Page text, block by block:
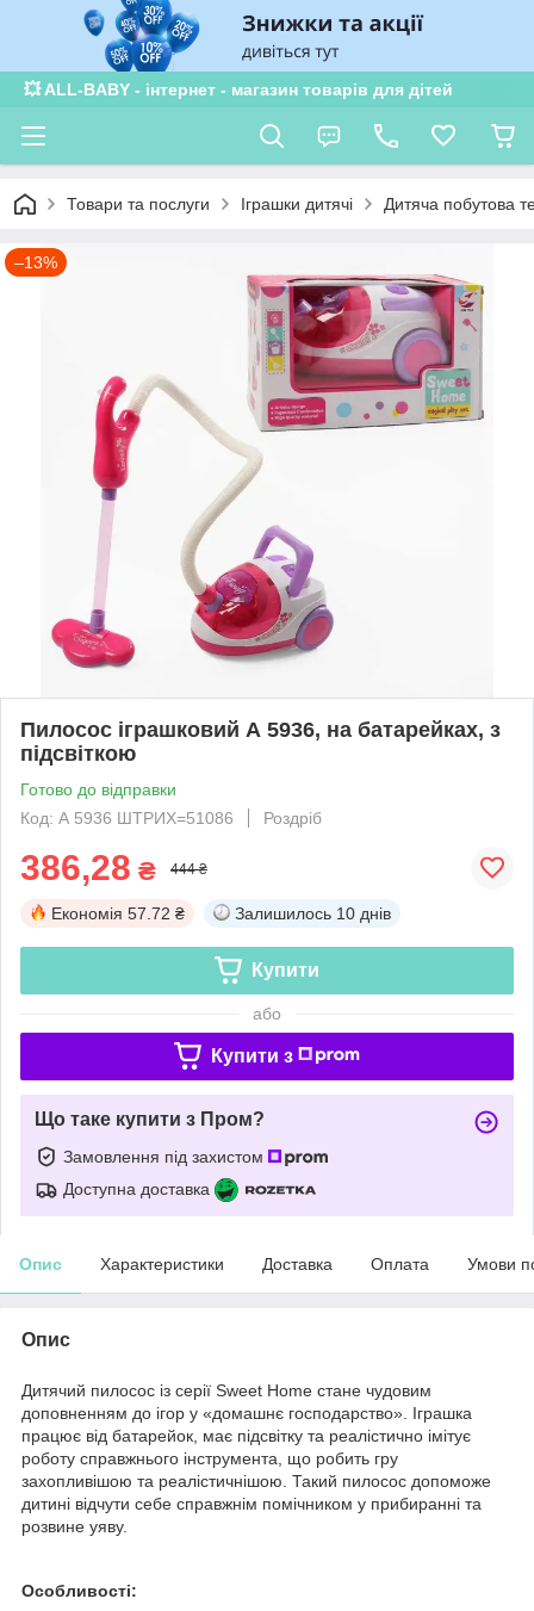
💥 ALL-BABY - інтернет - магазин товарів для дітей
Товари та послуги Іграшки дитячі Дитяча побутова
–13%
Пилосос іграшковий А 5936, на батарейках, з
підсвіткою
Готово до відправки
Код: А 5936 ШТРИХ=51086
Роздріб
386,28 ₴ 444 ₴
Економія 57.72 ₴ Залишилось 10 днів
Купити
або
Купити з
Що таке купити з Пром?
Замовлення під захистом
Доступна доставка
Опис Характеристики Доставка Оплата Умови
Опис
Дитячий пилосос із серії Sweet Home стане чудовим
доповненням до ігор у «домашнє господарство». Іграшка
працює від батарейок, має підсвітку та реалістично імітує
роботу справжнього інструмента, що робить гру
захопливішою та реалістичнішою. Такий пилосос допоможе
дитині відчути себе справжнім помічником у прибиранні та
розвине уяву.
Особливості: